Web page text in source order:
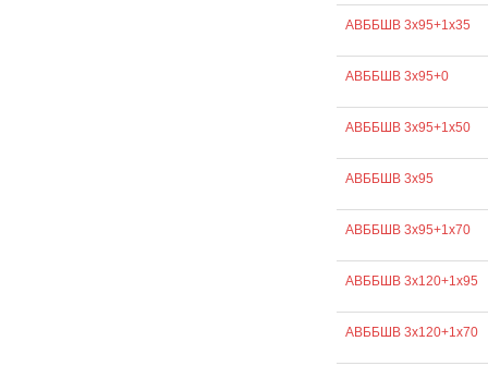
АВББШВ 3х95+1х35
АВББШВ 3х95+0
АВББШВ 3х95+1х50
АВББШВ 3х95
АВББШВ 3х95+1х70
АВББШВ 3х120+1х95
АВББШВ 3х120+1х70